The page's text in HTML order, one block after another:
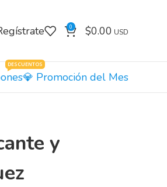
0 $0.00
DESCUENTOS
Promoción del Mes
y